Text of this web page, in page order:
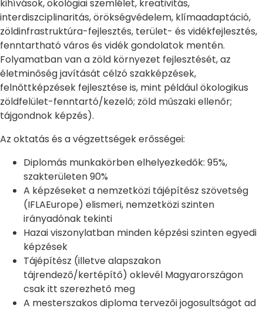
kihívások, ökológiai szemlélet, kreativitás,
interdiszciplinaritás, örökségvédelem, klímaadaptáció,
zöldinfrastruktúra-fejlesztés, terület- és vidékfejlesztés,
fenntartható város és vidék gondolatok mentén.
Folyamatban van a zöld környezet fejlesztését, az
életminőség javítását célzó szakképzések,
felnőttképzések fejlesztése is, mint például ökologikus
zöldfelület-fenntartó/kezelő; zöld műszaki ellenőr;
tájgondnok képzés).
Az oktatás és a végzettségek erősségei:
Diplomás munkakörben elhelyezkedők: 95%,
szakterületen 90%
A képzéseket a nemzetközi tájépítész szövetség
(IFLAEurope) elismeri, nemzetközi szinten
irányadónak tekinti
Hazai viszonylatban minden képzési szinten egyedi
képzések
Tájépítész (illetve alapszakon
tájrendező/kertépítő) oklevél Magyarországon
csak itt szerezhető meg
A mesterszakos diploma tervezői jogosultságot ad